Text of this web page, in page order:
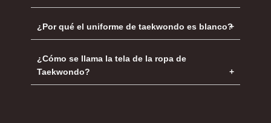
¿Por qué el uniforme de taekwondo es blanco?
¿Cómo se llama la tela de la ropa de
Taekwondo?